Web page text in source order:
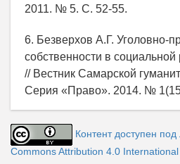
2011. № 5. С. 52-55.
6. Безверхов А.Г. Уголовно-
собственности в
// Вестник Самарской
Серия «Право». 2014. №
Контент доступен
Commons Attribution 4.0 International